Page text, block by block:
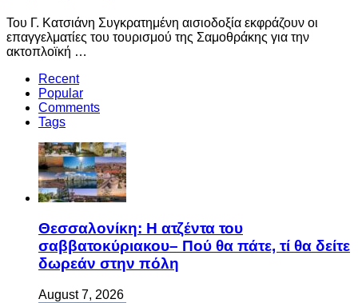
Του Γ. Κατσιάνη Συγκρατημένη αισιοδοξία εκφράζουν οι
επαγγελματίες του τουρισμού της Σαμοθράκης για την
ακτοπλοϊκή …
Recent
Popular
Comments
Tags
Θεσσαλονίκη: Η ατζέντα του
σαββατοκύριακου– Πού θα πάτε, τί θα δείτε
δωρεάν στην πόλη
August 7, 2026